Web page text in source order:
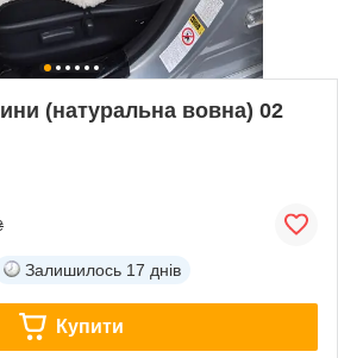
(натуральна вовна) 02
Залишилось 17 днів
Купити